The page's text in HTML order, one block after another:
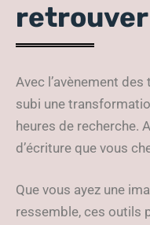
retrouver
Avec l’avènement
subi une
heures de recherche.
d’écriture que vous
Que vous ayez une
ressemble, ces outils